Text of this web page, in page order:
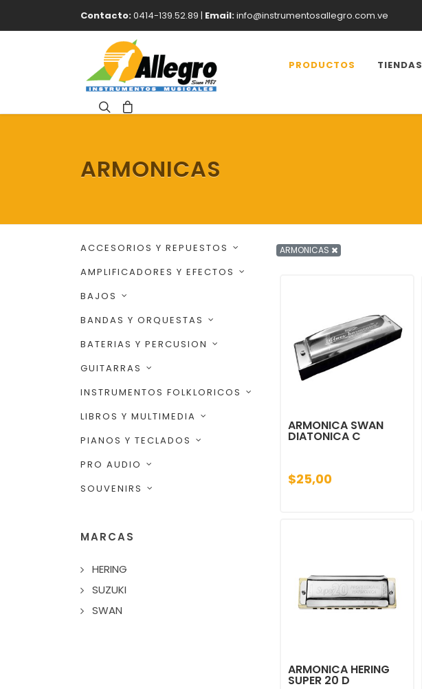
Contacto:0414-139.52.89 | Email:info@instrumentosallegro.com.ve
PRODUCTOS TIENDAS
ARMONICAS
ACCESORIOS Y REPUESTOS
AMPLIFICADORES Y EFECTOS
BAJOS
BANDAS Y ORQUESTAS
BATERIAS Y PERCUSION
GUITARRAS
INSTRUMENTOS FOLKLORICOS
LIBROS Y MULTIMEDIA
PIANOS Y TECLADOS
PRO AUDIO
SOUVENIRS
MARCAS
HERING
SUZUKI
SWAN
ARMONICAS
ARMONICA SWAN
DIATONICA C
$25,00
ARMONICA HERING
SUPER 20 D